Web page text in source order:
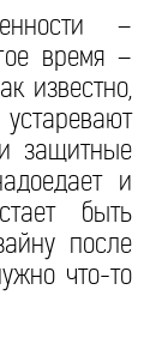
–
время –
известно,
защитные
и
быть
после
что-то